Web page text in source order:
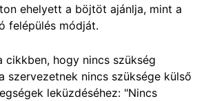
ehelyett a böjtöt ajánlja, mint a
felépülés módját.
cikkben, hogy nincs szükség
szervezetnek nincs szüksége külső
leküzdéséhez: "Nincs